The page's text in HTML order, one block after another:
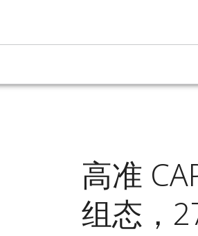
高准
组态，